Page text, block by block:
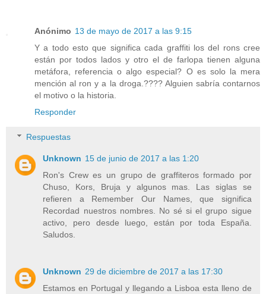
Anónimo 13 de mayo de 2017 a las 9:15
Y a todo esto que significa cada graffiti los del rons cree
están por todos lados y otro el de farlopa tienen alguna
metáfora, referencia o algo especial? O es solo la mera
mención al ron y a la droga.???? Alguien sabría contarnos
el motivo o la historia.
Responder
Respuestas
Unknown 15 de junio de 2017 a las 1:20
Ron's Crew es un grupo de graffiteros formado por
Chuso, Kors, Bruja y algunos mas. Las siglas se
refieren a Remember Our Names, que significa
Recordad nuestros nombres. No sé si el grupo sigue
activo, pero desde luego, están por toda España.
Saludos.
Unknown 29 de diciembre de 2017 a las 17:30
Estamos en Portugal y llegando a Lisboa esta lleno de